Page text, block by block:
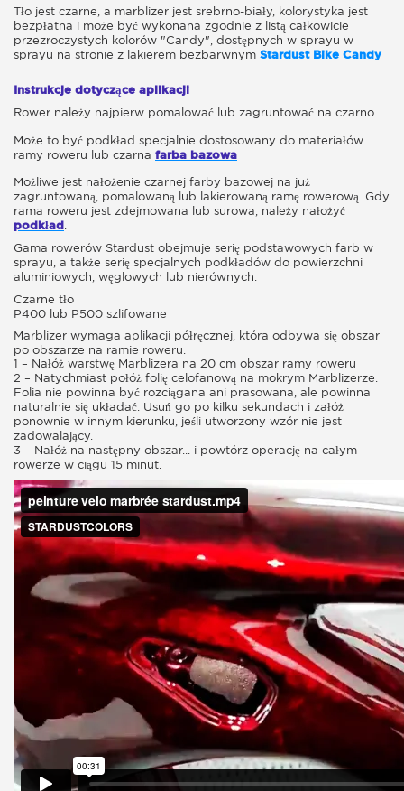
Tło jest czarne, a marblizer jest srebrno-biały, kolorystyka jest
bezpłatna i może być wykonana zgodnie z listą całkowicie
przezroczystych kolorów "Candy", dostępnych w sprayu w
sprayu na stronie z lakierem bezbarwnym Stardust Bike Candy
Instrukcje dotyczące aplikacji
Rower należy najpierw pomalować lub zagruntować na czarno
Może to być podkład specjalnie dostosowany do materiałów
ramy roweru lub czarna farba bazowa
Możliwe jest nałożenie czarnej farby bazowej na już
zagruntowaną, pomalowaną lub lakierowaną ramę rowerową. Gdy
rama roweru jest zdejmowana lub surowa, należy nałożyć
podkład.
Gama rowerów Stardust obejmuje serię podstawowych farb w
sprayu, a także serię specjalnych podkładów do powierzchni
aluminiowych, węglowych lub nierównych.
Czarne tło
P400 lub P500 szlifowane
Marblizer wymaga aplikacji półręcznej, która odbywa się obszar
po obszarze na ramie roweru.
1 – Nałóż warstwę Marblizera na 20 cm obszar ramy roweru
2 – Natychmiast połóż folię celofanową na mokrym Marblizerze.
Folia nie powinna być rozciągana ani prasowana, ale powinna
naturalnie się układać. Usuń go po kilku sekundach i załóż
ponownie w innym kierunku, jeśli utworzony wzór nie jest
zadowalający.
3 – Nałóż na następny obszar... i powtórz operację na całym
rowerze w ciągu 15 minut.